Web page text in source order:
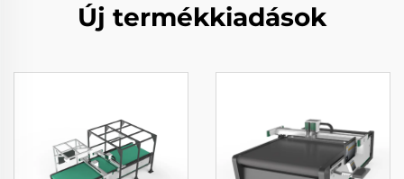
Új termékkiadások